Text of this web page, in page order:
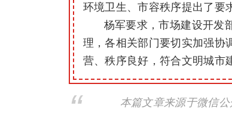
环境卫生、市容秩序提出了要
杨军要求，市场建设开发
理，各相关部门要切实加强协
营、秩序良好，符合文明城市
本篇文章来源于微信